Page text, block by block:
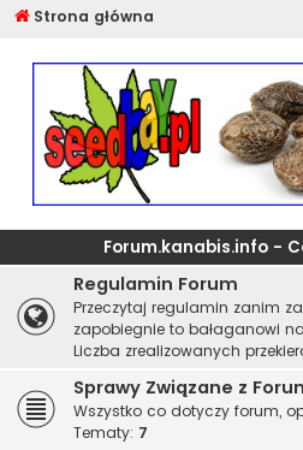
Strona główna
Forum.kanabis.info -
Regulamin Forum
Przeczytaj regulamin zanim
zapobiegnie to bałaganowi
Liczba zrealizowanych
Sprawy Związane z
Wszystko co dotyczy forum,
Tematy: 7